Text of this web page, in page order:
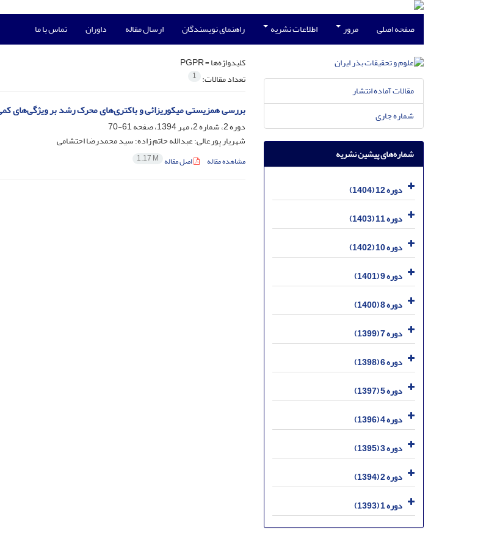
صفحه اصلی مرور اطلاعات نشریه راهنمای نویسندگان ارسال مقاله داوران تماس با ما
کلیدواژه‌ها =PGPR
تعداد مقالات: 1
بررسی همزیستی میکوریزائی و باکتری‌های محرک رشد بر ویژگی‌های
دوره 2، شماره 2، مهر 1394، صفحه
61-70
شهریار پورعالی؛ عبدالله حاتم زاده؛ سید محمدرضا احتشامی
مشاهده مقاله اصل مقاله 1.17 M
مقالات آماده انتشار
شماره جاری
شماره‌های پیشین نشریه
دوره 12 (1404)
دوره 11 (1403)
دوره 10 (1402)
دوره 9 (1401)
دوره 8 (1400)
دوره 7 (1399)
دوره 6 (1398)
دوره 5 (1397)
دوره 4 (1396)
دوره 3 (1395)
دوره 2 (1394)
دوره 1 (1393)